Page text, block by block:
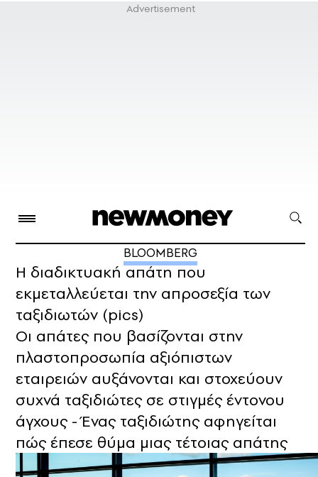
BLOOMBERG
Η διαδικτυακή απάτη που
εκμεταλλεύεται την απροσεξία των
ταξιδιωτών (pics)
Οι απάτες που βασίζονται στην
πλαστοπροσωπία αξιόπιστων
εταιρειών αυξάνονται και στοχεύουν
συχνά ταξιδιώτες σε στιγμές έντονου
άγχους - Ένας ταξιδιώτης αφηγείται
πώς έπεσε θύμα μιας τέτοιας απάτης